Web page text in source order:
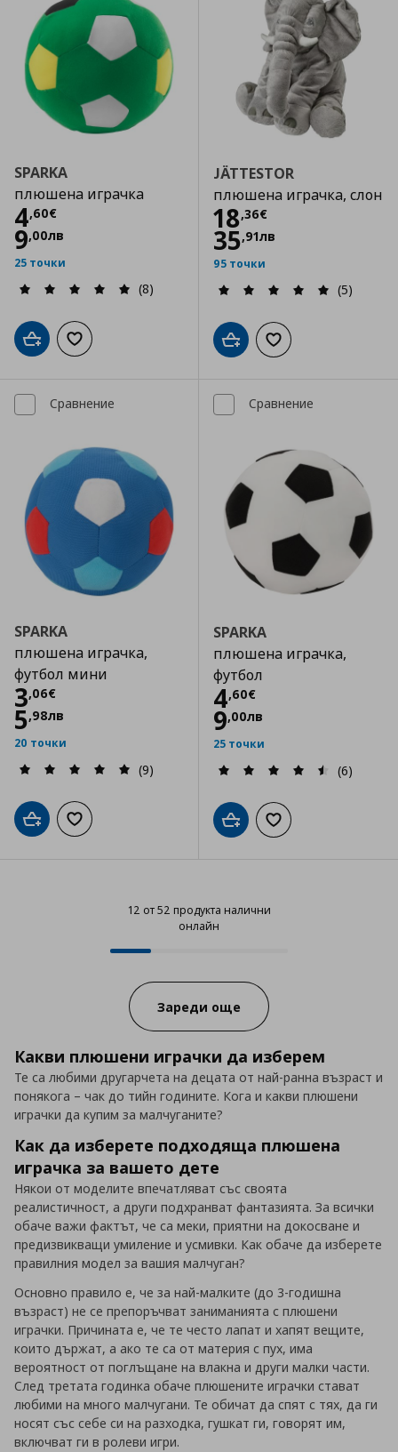
SPARKA
плюшена играчка
4,60€
Цена
9,00лв
25 точки
(8)
Добави в кошницата
Добави към списъка с любими
JÄTTESTOR
плюшена играчка, слон
18,36€
Цена
35,91лв
95 точки
(5)
Добави в кошницата
Добави към
Сравнение
SPARKA
плюшена играчка,
футбол мини
3,06€
Цена
5,98лв
20 точки
(9)
Добави в кошницата
Добави към списъка с любими
Сравнение
SPARKA
плюшена играчка,
футбол
4,60€
Цена
9,00лв
25 точки
(6)
Добави в кошницата
Добави към
12 от 52 продукта налични
онлайн
Progress:
Зареди още
Какви плюшени играчки да изберем
Те са любими другарчета на децата от най-ранна възраст и
понякога – чак до тийн годините. Кога и какви плюшени
играчки да купим за малчуганите?
Как да изберете подходяща плюшена
играчка за вашето дете
Някои от моделите впечатляват със своята
реалистичност, а други подхранват фантазията. За всички
обаче важи фактът, че са меки, приятни на докосване и
предизвикващи умиление и усмивки. Как обаче да изберете
правилния модел за вашия малчуган?
Основно правило е, че за най-малките (до 3-годишна
възраст) не се препоръчват заниманията с плюшени
играчки. Причината е, че те често лапат и хапят вещите,
които държат, а ако те са от материя с пух, има
вероятност от поглъщане на влакна и други малки части.
След третата годинка обаче плюшените играчки стават
любими на много малчугани. Те обичат да спят с тях, да ги
носят със себе си на разходка, гушкат ги, говорят им,
включват ги в ролеви игри.